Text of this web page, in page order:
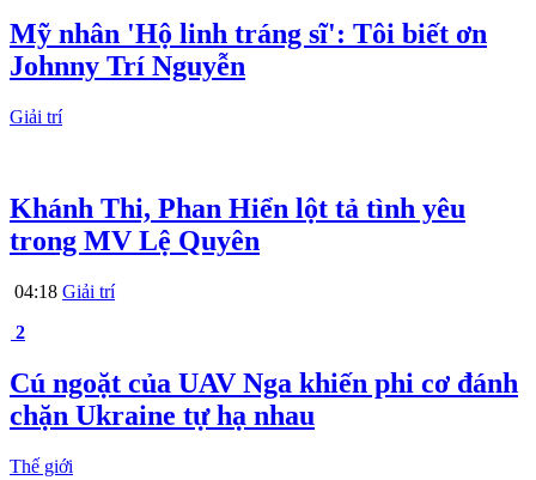
Mỹ nhân 'Hộ linh tráng sĩ': Tôi biết ơn
Johnny Trí Nguyễn
Giải trí
Khánh Thi, Phan Hiển lột tả tình yêu
trong MV Lệ Quyên
04:18 Giải trí
2
Cú ngoặt của UAV Nga khiến phi cơ đánh
chặn Ukraine tự hạ nhau
Thế giới